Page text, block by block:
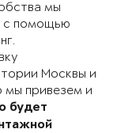
мы
с помощью
Москвы и
мы привезем и
будет